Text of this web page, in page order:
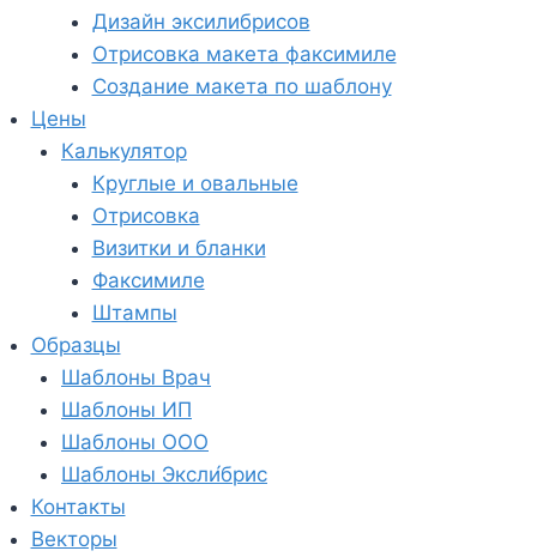
Дизайн эксилибрисов
Отрисовка макета факсимиле
Создание макета по шаблону
Цены
Калькулятор
Круглые и овальные
Отрисовка
Визитки и бланки
Факсимиле
Штампы
Образцы
Шаблоны Врач
Шаблоны ИП
Шаблоны ООО
Шаблоны Эксли́брис
Контакты
Векторы